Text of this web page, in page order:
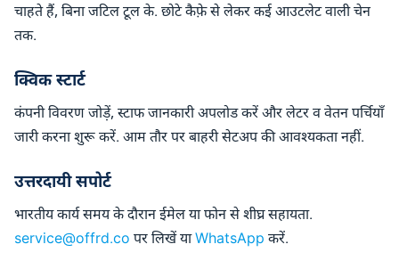
चाहते हैं, बिना जटिल टूल के. छोटे कैफ़े से लेकर कई आउटलेट वाली चेन
तक.
क्विक स्टार्ट
कंपनी विवरण जोड़ें, स्टाफ जानकारी अपलोड करें और लेटर व वेतन पर्चियाँ
जारी करना शुरू करें. आम तौर पर बाहरी सेटअप की आवश्यकता नहीं.
उत्तरदायी सपोर्ट
भारतीय कार्य समय के दौरान ईमेल या फोन से शीघ्र सहायता.
service@offrd.co पर लिखें याWhatsApp करें.